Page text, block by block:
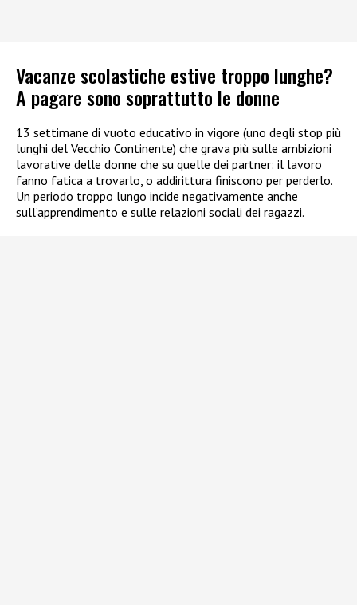
Vacanze scolastiche estive troppo lunghe?
A pagare sono soprattutto le donne
13 settimane di vuoto educativo in vigore (uno degli stop più
lunghi del Vecchio Continente) che grava più sulle ambizioni
lavorative delle donne che su quelle dei partner: il lavoro
fanno fatica a trovarlo, o addirittura finiscono per perderlo.
Un periodo troppo lungo incide negativamente anche
sull’apprendimento e sulle relazioni sociali dei ragazzi.